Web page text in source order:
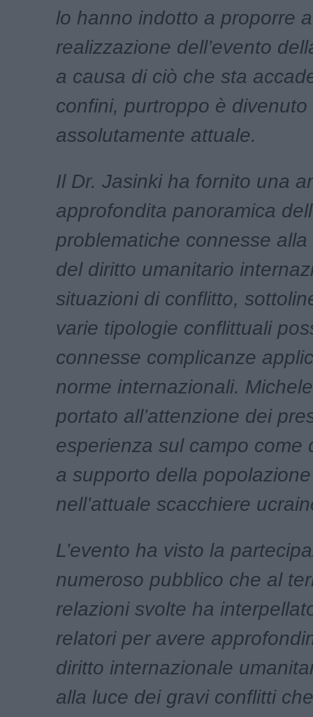
lo hanno indotto a proporre
realizzazione dell’evento
a causa di ciò che sta
confini, purtroppo è divenuto
assolutamente attuale.
Il Dr. Jasinki ha fornito una
approfondita panoramica
problematiche connesse
del diritto umanitario
situazioni di conflitto,
varie tipologie conflittuali
connesse complicanze
norme internazionali.
portato all’attenzione dei
esperienza sul campo come
a supporto della
nell’attuale scacchiere
L’evento ha visto la
numeroso pubblico che al
relazioni svolte ha
relatori per avere
diritto internazionale
alla luce dei gravi conflitti